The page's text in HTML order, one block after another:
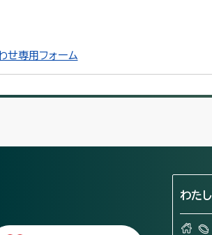
せ専用フォーム
わた